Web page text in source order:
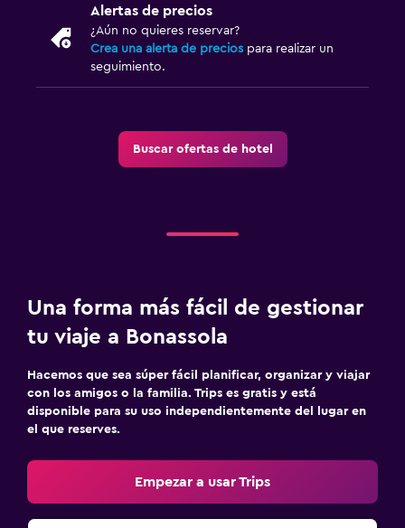
Alertas de precios
¿Aún no quieres reservar?
Crea una alerta de precios para realizar un
seguimiento.
Buscar ofertas de hotel
Una forma más fácil de gestionar
tu viaje a Bonassola
Hacemos que sea súper fácil planificar, organizar y viajar
con los amigos o la familia. Trips es gratis y está
disponible para su uso independientemente del lugar en
el que reserves.
Empezar a usar Trips